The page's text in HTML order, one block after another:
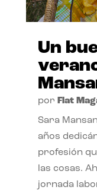
Un
por Flat
Sara
años
profesión
las cosas.
jornada